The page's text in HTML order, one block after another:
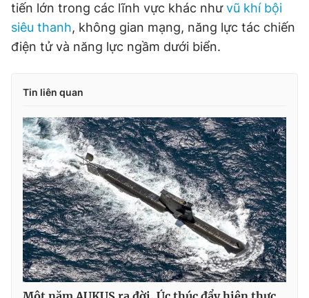
tiến lớn trong các lĩnh vực khác nhưvũ khí bội
siêu thanh, không gian mạng, năng lực tác chiến
điện tử và năng lực ngầm dưới biển.
Tin liên quan